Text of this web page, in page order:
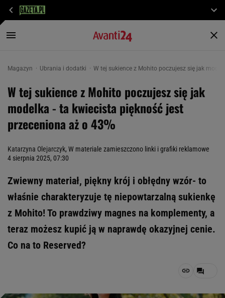
Magazyn Ubrania i dodatki W tej sukience z Mohito poczujesz się jak
W tej sukience z Mohito poczujesz się jak
modelka - ta kwiecista piękność jest
przeceniona aż o 43%
Katarzyna Olejarczyk, W materiale zamieszczono linki i grafiki reklamowe
4 sierpnia 2025, 07:30
Zwiewny materiał, piękny krój i obłędny wzór- to
właśnie charakteryzuje tę niepowtarzalną sukienkę
z Mohito! To prawdziwy magnes na komplementy, a
teraz możesz kupić ją w naprawdę okazyjnej cenie.
Co na to Reserved?